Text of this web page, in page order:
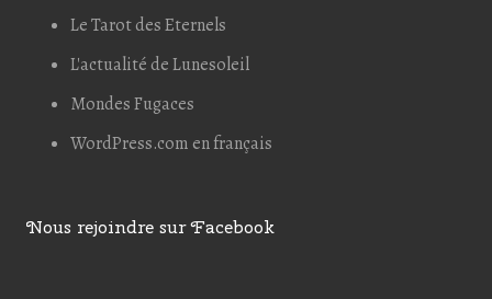
Le Tarot des Eternels
L'actualité de Lunesoleil
Mondes Fugaces
WordPress.com en français
Nous rejoindre sur Facebook